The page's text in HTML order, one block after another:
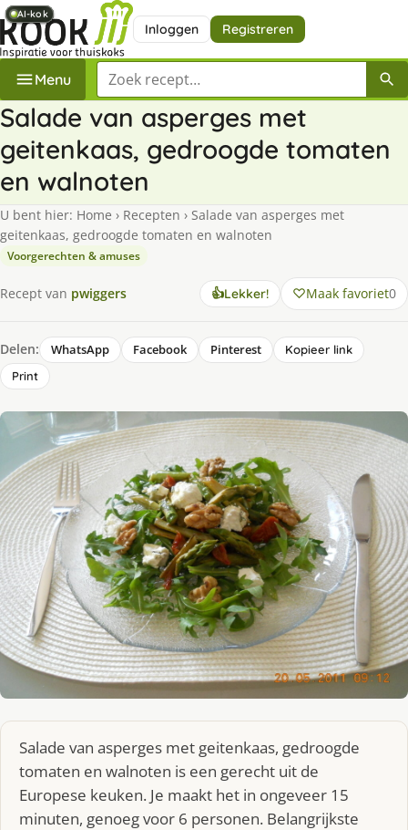
Inloggen Registreren
Menu Zoek een recept
Salade van asperges met
geitenkaas, gedroogde tomaten
en walnoten
U bent hier: Home › Recepten › Salade van asperges met
geitenkaas, gedroogde tomaten en walnoten
Voorgerechten & amuses
Recept van pwiggers 👍Lekker! Maak favoriet0
Delen: WhatsApp Facebook Pinterest
Kopieer link
Print
Salade van asperges met geitenkaas, gedroogde
tomaten en walnoten is een gerecht uit de
Europese keuken. Je maakt het in ongeveer 15
minuten, genoeg voor 6 personen. Belangrijkste
AI-kok
AI-kok
AI-kok
AI-kok
AI-kok
AI-kok